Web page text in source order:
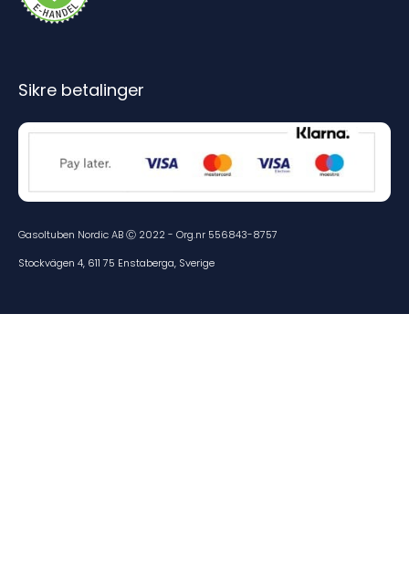
Gasoltuben Nordic AB Ⓒ 2022 - Org.nr 556843-8757
Stockvägen 4, 611 75 Enstaberga, Sverige
Sikre betalinger